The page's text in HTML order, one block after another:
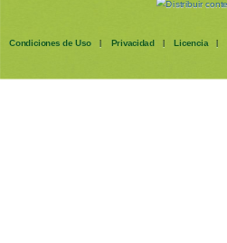
Condiciones de Uso | Privacidad | Licencia |